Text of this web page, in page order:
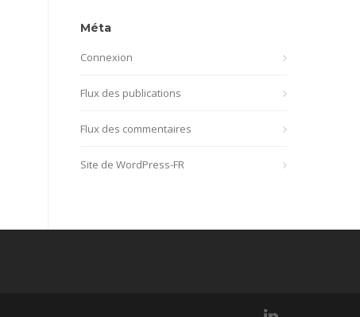
Méta
Connexion
Flux des publications
Flux des commentaires
Site de WordPress-FR